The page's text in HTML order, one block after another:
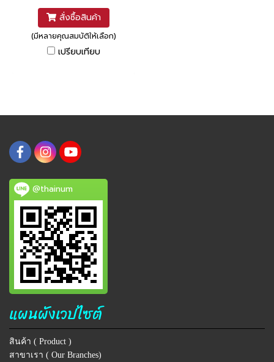
สั่งซื้อสินค้า
(มีหลายคุณสมบัติให้เลือก)
เปรียบเทียบ
@thainum
แผนผังเวปไซต์
สินค้า ( Product )
สาขาเรา ( Our Branches)